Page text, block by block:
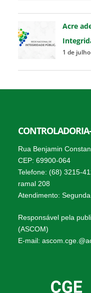
Acre
1 de
Rua Benjamin
CEP: 69900-064
Telefone: (68) 3215-
ramal 208
Atendimento:
Responsável pela
(ASCOM)
E-mail: